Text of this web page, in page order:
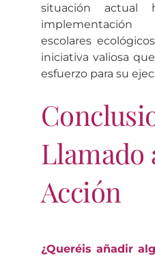
situación actual
escolares
iniciativa valiosa
esfuerzo para su
Llamado
Acción
¿Queréis añadir